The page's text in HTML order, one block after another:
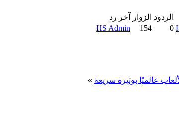
الردود الزوار
آخر رد
0
154
HS Admin
»